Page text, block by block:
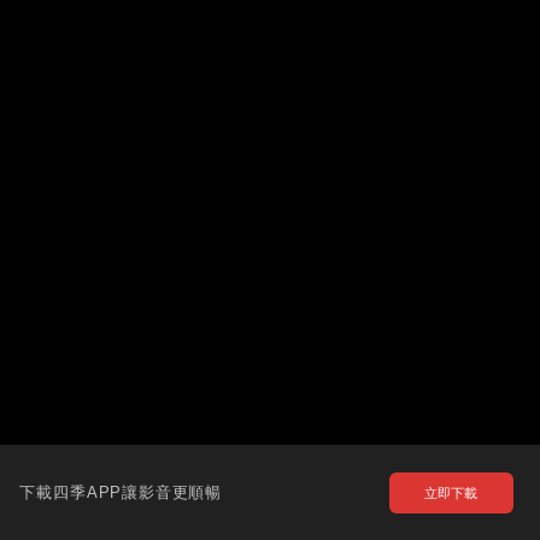
下載四季APP讓影音更順暢 立即下載